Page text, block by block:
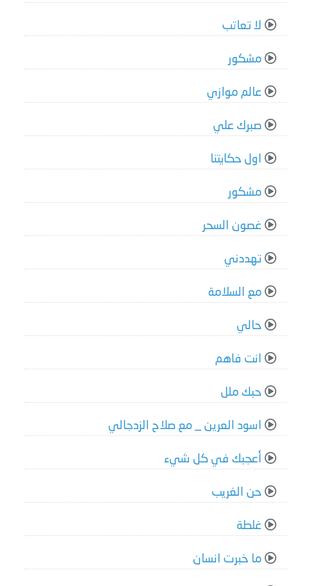
لا تعاتب
مشكور
عالم موازي
صبرك علي
اول حكايتنا
مشكور
غصون السحر
تهددني
مع السلامة
حالي
انت فاهم
حبك ملل
اسود العرين _ مع صلاح الزدجالي
أعجبك في كل شيء
حن الغريب
غلطة
ما خبرت انسان